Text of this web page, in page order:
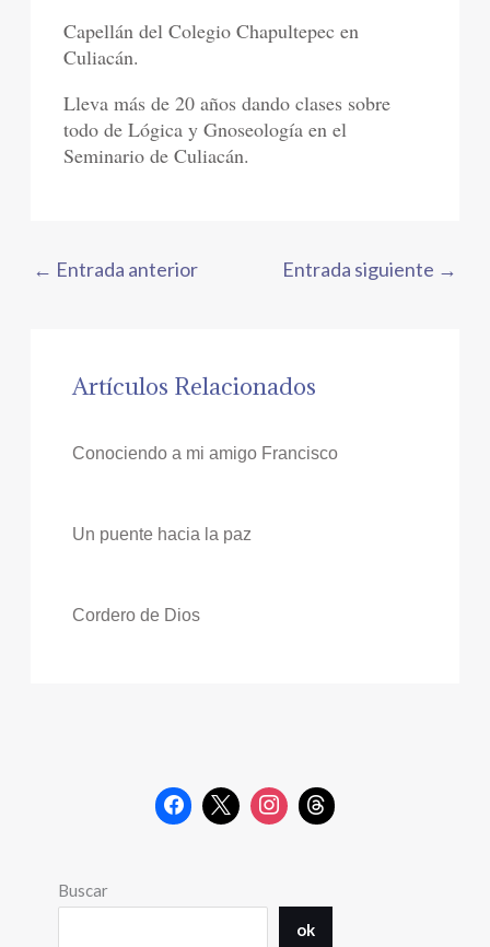
Capellán del Colegio Chapultepec en
Culiacán.
Lleva más de 20 años dando clases sobre
todo de Lógica y Gnoseología en el
Seminario de Culiacán.
← Entrada anterior Entrada siguiente →
Artículos Relacionados
Conociendo a mi amigo Francisco
Un puente hacia la paz
Cordero de Dios
Buscar
ok